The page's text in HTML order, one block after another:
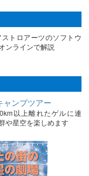
トロアーツのソフトウ
ンラインで解説
ャンプツアー
以上離れたゲルに連
や星空を楽しめます